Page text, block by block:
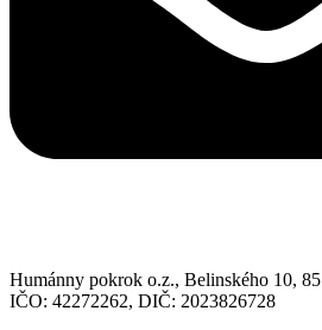
Humánny pokrok o.z., Belinského 10,
IČO: 42272262, DIČ: 2023826728